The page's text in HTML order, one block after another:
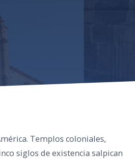
Templos coloniales,
siglos de existencia salpican